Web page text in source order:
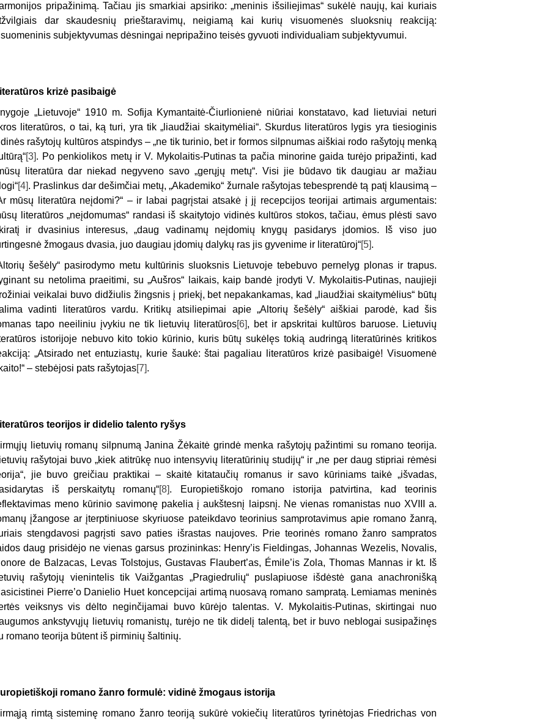
pripažinimą. Tačiau jis smarkiai apsiriko: „meninis išsiliejimas“ sukėlė naujų, kai kuriais
dar skaudesnių prieštaravimų, neigiamą kai kurių visuomenės sluoksnių reakciją:
subjektyvumas dėsningai nepripažino teisės gyvuoti individualiam subjektyvumui.
krizė pasibaigė
„Lietuvoje“ 1910 m. Sofija Kymantaitė-Čiurlionienė niūriai konstatavo, kad lietuviai neturi
literatūros, o tai, ką turi, yra tik „liaudžiai skaitymėliai“. Skurdus literatūros lygis yra tiesioginis
rašytojų kultūros atspindys – „ne tik turinio, bet ir formos silpnumas aiškiai rodo rašytojų menką
[3]. Po penkiolikos metų ir V. Mykolaitis-Putinas ta pačia minorine gaida turėjo pripažinti, kad
literatūra dar niekad negyveno savo „gerųjų metų“. Visi jie būdavo tik daugiau ar mažiau
[4]. Praslinkus dar dešimčiai metų, „Akademiko“ žurnale rašytojas tebesprendė tą patį klausimą –
mūsų literatūra neįdomi?“ – ir labai pagrįstai atsakė į jį recepcijos teorijai artimais argumentais:
literatūros „neįdomumas“ randasi iš skaitytojo vidinės kultūros stokos, tačiau, ėmus plėsti savo
ir dvasinius interesus, „daug vadinamų neįdomių knygų pasidarys įdomios. Iš viso juo
žmogaus dvasia, juo daugiau įdomių dalykų ras jis gyvenime ir literatūroj“[5].
šešėly“ pasirodymo metu kultūrinis sluoksnis Lietuvoje tebebuvo pernelyg plonas ir trapus.
su netolima praeitimi, su „Aušros“ laikais, kaip bandė įrodyti V. Mykolaitis-Putinas, naujieji
veikalai buvo didžiulis žingsnis į priekį, bet nepakankamas, kad „liaudžiai skaitymėlius“ būtų
vadinti literatūros vardu. Kritikų atsiliepimai apie „Altorių šešėly“ aiškiai parodė, kad šis
tapo neeiliniu įvykiu ne tik lietuvių literatūros[6], bet ir apskritai kultūros baruose. Lietuvių
istorijoje nebuvo kito tokio kūrinio, kuris būtų sukėlęs tokią audringą literatūrinės kritikos
„Atsirado net entuziastų, kurie šaukė: štai pagaliau literatūros krizė pasibaigė! Visuomenė
– stebėjosi pats rašytojas[7].
teorijos ir didelio talento ryšys
lietuvių romanų silpnumą Janina Žėkaitė grindė menka rašytojų pažintimi su romano teorija.
rašytojai buvo „kiek atitrūkę nuo intensyvių literatūrinių studijų“ ir „ne per daug stipriai rėmėsi
jie buvo greičiau praktikai – skaitė kitataučių romanus ir savo kūriniams taikė „išvadas,
iš perskaitytų romanų“[8]. Europietiškojo romano istorija patvirtina, kad teorinis
meno kūrinio savimonę pakelia į aukštesnį laipsnį. Ne vienas romanistas nuo XVIII a.
įžangose ar įterptiniuose skyriuose pateikdavo teorinius samprotavimus apie romano žanrą,
stengdavosi pagrįsti savo paties išrastas naujoves. Prie teorinės romano žanro sampratos
daug prisidėjo ne vienas garsus prozininkas: Henry’is Fieldingas, Johannas Wezelis, Novalis,
de Balzacas, Levas Tolstojus, Gustavas Flaubert’as, Émile’is Zola, Thomas Mannas ir kt. Iš
rašytojų vienintelis tik Vaižgantas „Pragiedrulių“ puslapiuose išdėstė gana anachronišką
Pierre’o Danielio Huet koncepcijai artimą nuosavą romano sampratą. Lemiamas meninės
veiksnys vis dėlto neginčijamai buvo kūrėjo talentas. V. Mykolaitis-Putinas, skirtingai nuo
ankstyvųjų lietuvių romanistų, turėjo ne tik didelį talentą, bet ir buvo neblogai susipažinęs
romano teorija būtent iš pirminių šaltinių.
romano žanro formulė: vidinė žmogaus istorija
rimtą sisteminę romano žanro teoriją sukūrė vokiečių literatūros tyrinėtojas Friedrichas von